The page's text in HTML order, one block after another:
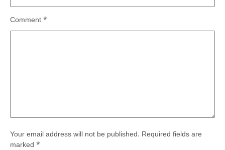
Your email address will not be published. Required fields are
marked *
Comment *